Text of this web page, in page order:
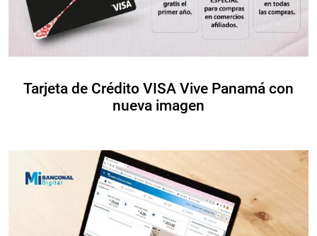
Tarjeta de Crédito VISA Vive Panamá con
nueva imagen